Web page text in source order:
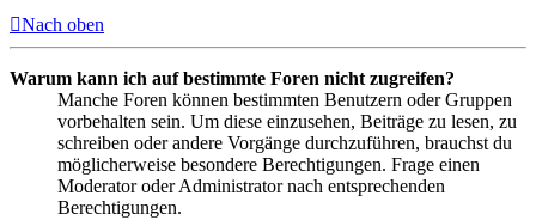
Nach oben
Warum kann ich auf bestimmte Foren nicht zugreifen?
Manche Foren können bestimmten Benutzern oder Gruppen
vorbehalten sein. Um diese einzusehen, Beiträge zu lesen, zu
schreiben oder andere Vorgänge durchzuführen, brauchst du
möglicherweise besondere Berechtigungen. Frage einen
Moderator oder Administrator nach entsprechenden
Berechtigungen.